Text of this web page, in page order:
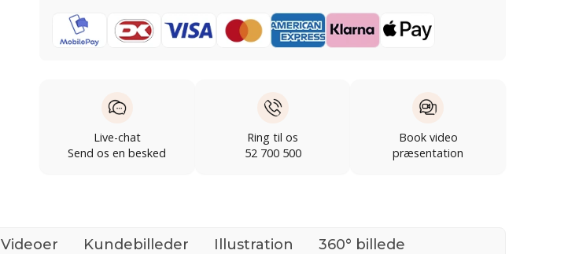
Live-chat
Send os en besked
Ring til os
52 700 500
Book video
præsentation
Videoer Kundebilleder Illustration 360° billede